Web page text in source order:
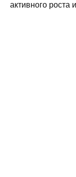
активного роста